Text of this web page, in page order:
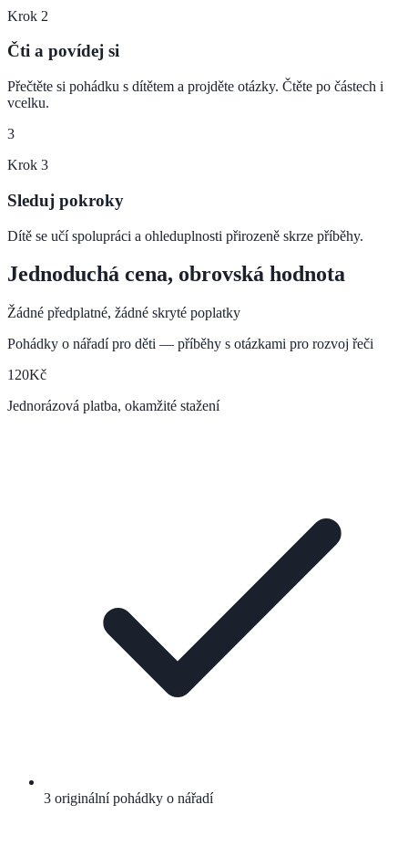
Krok 2
Čti a povídej si
Přečtěte si pohádku s dítětem a projděte otázky. Čtěte po částech i
vcelku.
3
Krok 3
Sleduj pokroky
Dítě se učí spolupráci a ohleduplnosti přirozeně skrze příběhy.
Jednoduchá cena, obrovská hodnota
Žádné předplatné, žádné skryté poplatky
Pohádky o nářadí pro děti — příběhy s otázkami pro rozvoj řeči
120Kč
Jednorázová platba, okamžité stažení
3 originální pohádky o nářadí